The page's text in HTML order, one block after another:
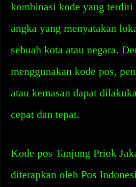
kombinasi kode yang
angka yang menyatakan
sebuah kota atau negara.
menggunakan kode pos,
atau kemasan dapat
cepat dan tepat.
Kode pos Tanjung Priok
diterapkan oleh Pos